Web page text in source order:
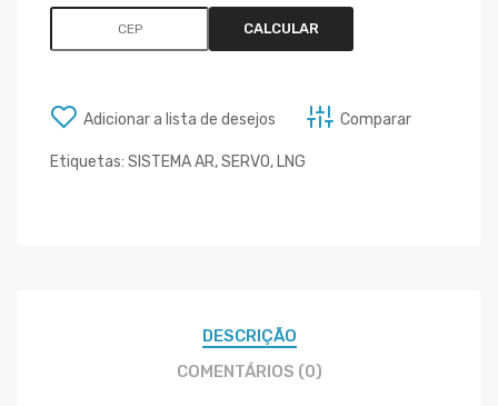
CALCULAR
Adicionar a lista de desejos Comparar
Etiquetas: SISTEMA AR,SERVO, LNG
DESCRIÇÃO
COMENTÁRIOS (0)